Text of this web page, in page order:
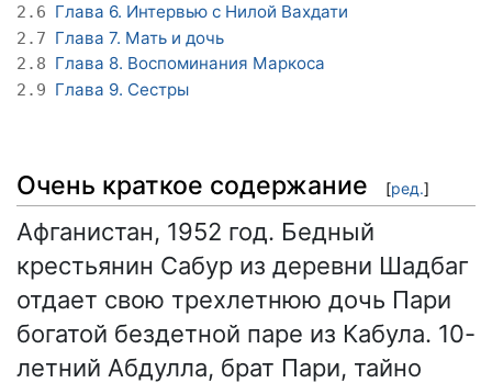
2.6 Глава 6. Интервью с Нилой Вахдати
2.7 Глава 7. Мать и дочь
2.8 Глава 8. Воспоминания Маркоса
2.9 Глава 9. Сестры
Очень краткое содержание [ред.]
Афганистан, 1952 год. Бедный
крестьянин Сабур из деревни Шадбаг
отдает свою трехлетнюю дочь Пари
богатой бездетной паре из Кабула. 10-
летний Абдулла, брат Пари, тайно